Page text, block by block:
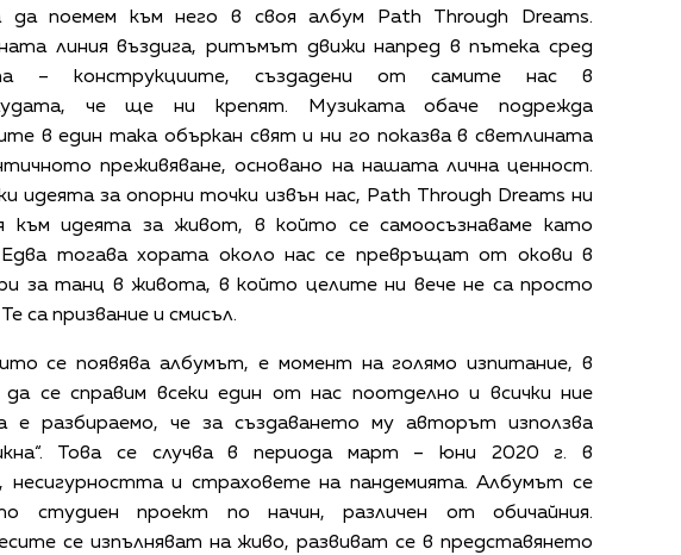
да поемем към него в своя албум Path Through Dreams.
линия въздига, ритъмът движи напред в пътека сред
– конструкциите, създадени от самите нас в
че ще ни крепят. Музиката обаче подрежда
в един така объркан свят и ни го показва в светлината
преживяване, основано на нашата лична ценност.
идеята за опорни точки извън нас, Path Through Dreams ни
към идеята за живот, в който се самоосъзнаваме като
тогава хората около нас се превръщат от окови в
за танц в живота, в който целите ни вече не са просто
са призвание и смисъл.
се появява албумът, е момент на голямо изпитание, в
се справим всеки един от нас поотделно и всички ние
е разбираемо, че за създаването му авторът използва
Това се случва в периода март – юни 2020 г. в
несигурността и страховете на пандемията. Албумът се
студиен проект по начин, различен от обичайния.
се изпълняват на живо, развиват се в представянето